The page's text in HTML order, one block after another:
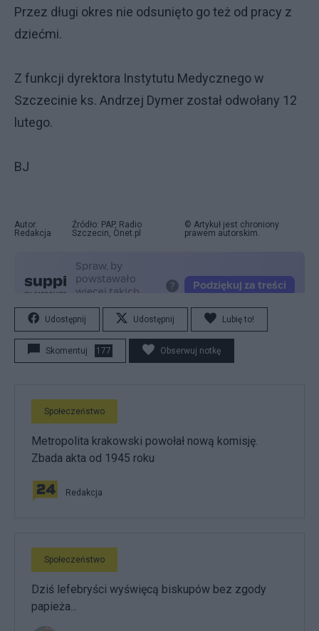
Przez długi okres nie odsunięto go też od pracy z
dziećmi.
Z funkcji dyrektora Instytutu Medycznego w
Szczecinie ks. Andrzej Dymer został odwołany 12
lutego.
BJ
Autor:
Redakcja
Źródło: PAP, Radio
Szczecin, Onet.pl
© Artykuł jest chroniony
prawem autorskim.
Udostępnij Udostępnij Lubię to!
Skomentuj 177 Obserwuj notkę
Społeczeństwo
Metropolita krakowski powołał nową komisję.
Zbada akta od 1945 roku
Redakcja
Społeczeństwo
Dziś lefebryści wyświęcą biskupów bez zgody
papieża...